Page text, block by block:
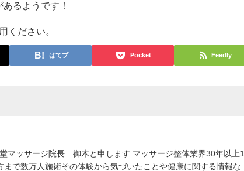
るようです！
ください。
はてブ Pocket Feedly
マッサージ院長 御木と申します マッサージ整体業界30年以上1
まで数万人施術その体験から気づいたことや健康に関する情報な